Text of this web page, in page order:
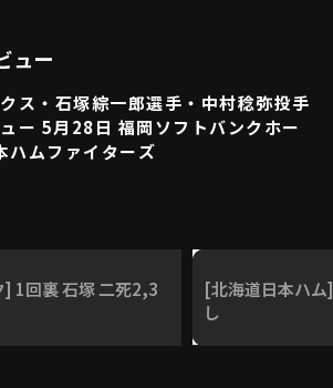
（別ウィンドウで開く
ュー
ス・石塚綜一郎選手・中村稔弥投手
ー 5月28日 福岡ソフトバンクホー
ハムファイターズ
1回裏 石塚 二死2,3
[北海道日本ハム
し